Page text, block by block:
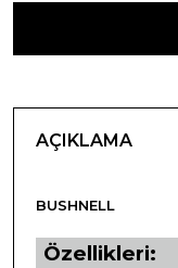
AÇIKLAMA
BUSHNELL
Özellikleri: